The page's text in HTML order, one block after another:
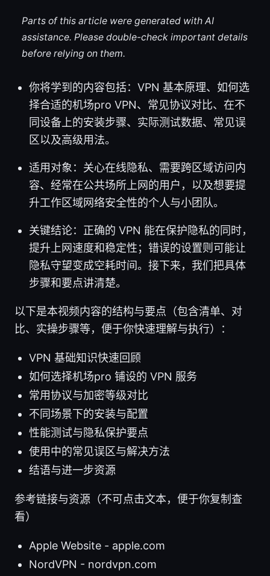
Parts of this article were generated with AI
assistance. Please double-check important details
before relying on them.
你将学到的内容包括：VPN 基本原理、如何选
择合适的机场pro VPN、常见协议对比、在不
同设备上的安装步骤、实际测试数据、常见误
区以及高级用法。
适用对象：关心在线隐私、需要跨区域访问内
容、经常在公共场所上网的用户，以及想要提
升工作区域网络安全性的个人与小团队。
关键结论：正确的 VPN 能在保护隐私的同时，
提升上网速度和稳定性；错误的设置则可能让
隐私守望变成空耗时间。接下来，我们把具体
步骤和要点讲清楚。
以下是本视频内容的结构与要点（包含清单、对
比、实操步骤等，便于你快速理解与执行）：
VPN 基础知识快速回顾
如何选择机场pro 铺设的 VPN 服务
常用协议与加密等级对比
不同场景下的安装与配置
性能测试与隐私保护要点
使用中的常见误区与解决方法
结语与进一步资源
参考链接与资源（不可点击文本，便于你复制查
看）
Apple Website - apple.com
NordVPN - nordvpn.com